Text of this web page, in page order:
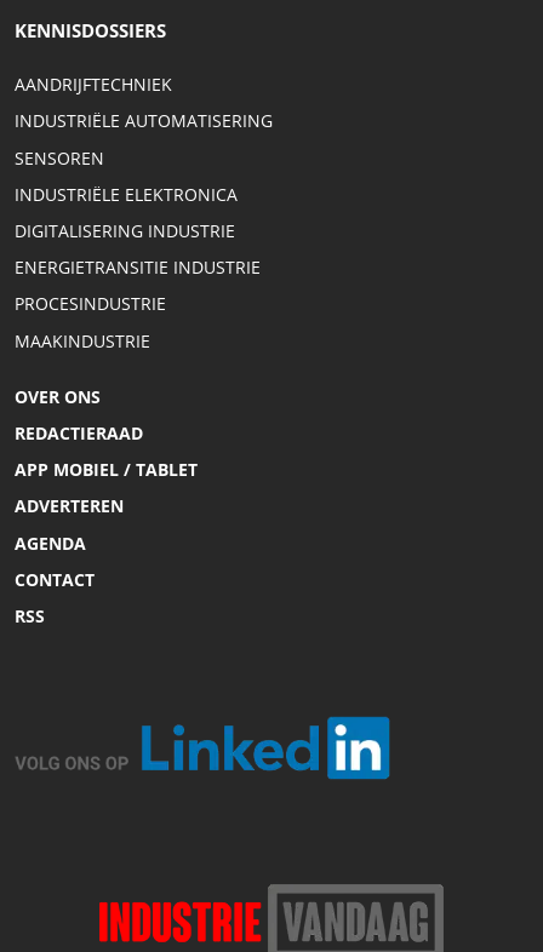
KENNISDOSSIERS
AANDRIJFTECHNIEK
INDUSTRIËLE AUTOMATISERING
SENSOREN
INDUSTRIËLE ELEKTRONICA
DIGITALISERING INDUSTRIE
ENERGIETRANSITIE INDUSTRIE
PROCESINDUSTRIE
MAAKINDUSTRIE
OVER ONS
REDACTIERAAD
APP MOBIEL / TABLET
ADVERTEREN
AGENDA
CONTACT
RSS